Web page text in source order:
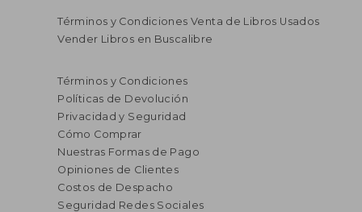
Términos y Condiciones Venta de Libros Usados
Vender Libros en Buscalibre
Términos y Condiciones
Políticas de Devolución
Privacidad y Seguridad
Cómo Comprar
Nuestras Formas de Pago
Opiniones de Clientes
Costos de Despacho
Seguridad Redes Sociales